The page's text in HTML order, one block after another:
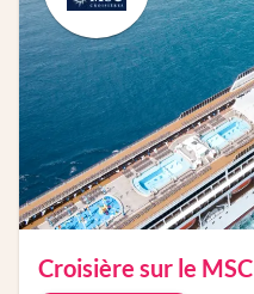
Croisière sur le